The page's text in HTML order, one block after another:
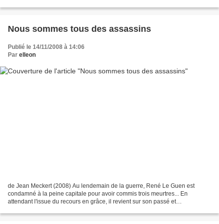
Nous sommes tous des assassins
Publié le 14/11/2008 à 14:06
Par elleon
de Jean Meckert (2008) Au lendemain de la guerre, René Le Guen est
condamné à la peine capitale pour avoir commis trois meurtres... En
attendant l'issue du recours en grâce, il revient sur son passé et